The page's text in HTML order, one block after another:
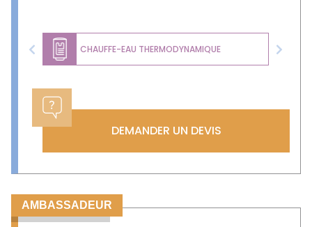
CHAUFFE-EAU THERMODYNAMIQUE
Previous Next
DEMANDER UN DEVIS
AMBASSADEUR